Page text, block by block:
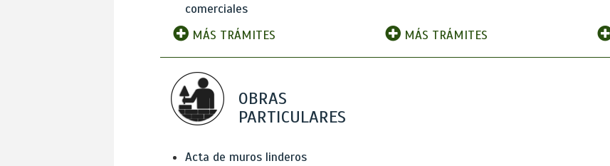
comerciales
MÁS TRÁMITES
MÁS TRÁMITES
OBRAS
PARTICULARES
Acta de muros linderos